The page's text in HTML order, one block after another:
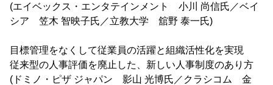
(エイベックス・エンタテインメント 小川 尚信氏／ベイ
シア 笠木 智映子氏／立教大学 舘野 泰一氏)
目標管理をなくして従業員の活躍と組織活性化を実現
従来型の人事評価を廃止した、新しい人事制度のあり方
(ドミノ・ピザ ジャパン 影山 光博氏／クラシコム 金